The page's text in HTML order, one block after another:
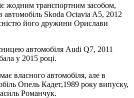
жодним транспортним засобом,
автомобіль Skoda Octavia A5, 2012
його дружини Орислави
автомобіля Audi Q7, 2011
у 2015 році.
власного автомобіля, але в
Опель Кадет,1989 року випуску,
Романчук.